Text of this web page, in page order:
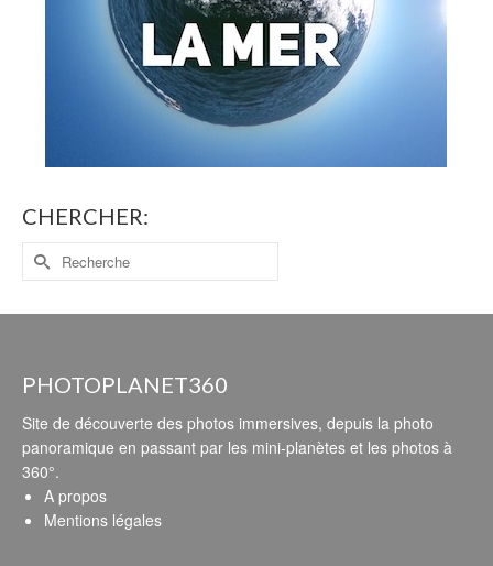
CHERCHER:
PHOTOPLANET360
Site de découverte des photos immersives, depuis la photo
panoramique en passant par les mini-planètes et les photos à
360°.
A propos
Mentions légales